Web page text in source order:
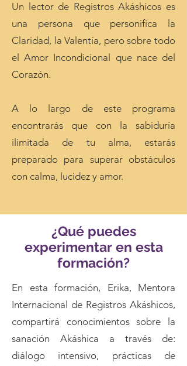
Un lector de Registros Akáshicos es
una persona que personifica la
Claridad, la Valentía, pero sobre todo
el Amor Incondicional que nace del
Corazón.
A lo largo de este programa
encontrarás que con la sabiduría
ilimitada de tu alma, estarás
preparado para superar obstáculos
con calma, lucidez y amor.
¿Qué puedes
experimentar en esta
formación?
En esta formación, Erika, Mentora
Internacional de Registros Akáshicos,
compartirá conocimientos sobre la
sanación Akáshica a través de:
diálogo intensivo, prácticas de